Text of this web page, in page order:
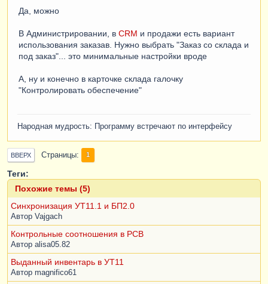
Да, можно
В Администрировании, в CRM и продажи есть вариант
использования заказав. Нужно выбрать "Заказ со склада и
под заказ"... это минимальные настройки вроде
А, ну и конечно в карточке склада галочку
"Контролировать обеспечение"
Народная мудрость: Программу встречают по интерфейсу
ВВЕРХ Страницы 1
Теги:
Похожие темы (5)
Синхронизация УТ11.1 и БП2.0
Автор Vajgach
Контрольные соотношения в РСВ
Автор alisa05.82
Выданный инвентарь в УТ11
Автор magnifico61